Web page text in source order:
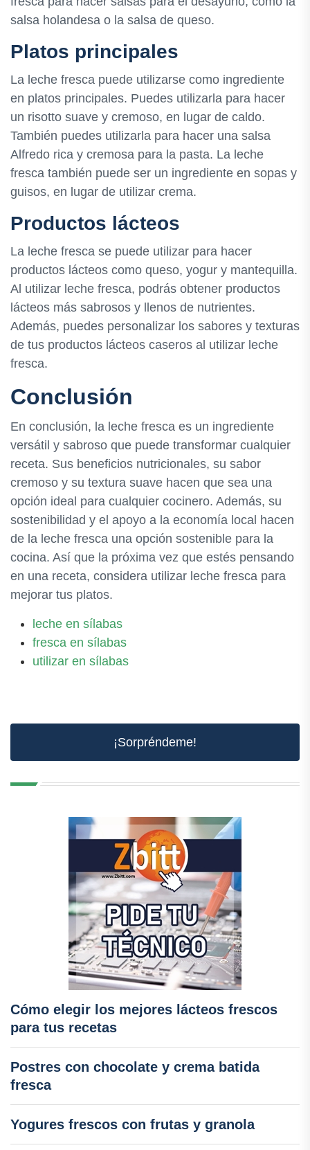
salsa holandesa o la salsa de queso.
Platos principales
La leche fresca puede utilizarse como ingrediente
en platos principales. Puedes utilizarla para hacer
un risotto suave y cremoso, en lugar de caldo.
También puedes utilizarla para hacer una salsa
Alfredo rica y cremosa para la pasta. La leche
fresca también puede ser un ingrediente en sopas y
guisos, en lugar de utilizar crema.
Productos lácteos
La leche fresca se puede utilizar para hacer
productos lácteos como queso, yogur y mantequilla.
Al utilizar leche fresca, podrás obtener productos
lácteos más sabrosos y llenos de nutrientes.
Además, puedes personalizar los sabores y texturas
de tus productos lácteos caseros al utilizar leche
fresca.
Conclusión
En conclusión, la leche fresca es un ingrediente
versátil y sabroso que puede transformar cualquier
receta. Sus beneficios nutricionales, su sabor
cremoso y su textura suave hacen que sea una
opción ideal para cualquier cocinero. Además, su
sostenibilidad y el apoyo a la economía local hacen
de la leche fresca una opción sostenible para la
cocina. Así que la próxima vez que estés pensando
en una receta, considera utilizar leche fresca para
mejorar tus platos.
leche en sílabas
fresca en sílabas
utilizar en sílabas
¡Sorpréndeme!
Cómo elegir los mejores lácteos frescos
para tus recetas
Postres con chocolate y crema batida
fresca
Yogures frescos con frutas y granola